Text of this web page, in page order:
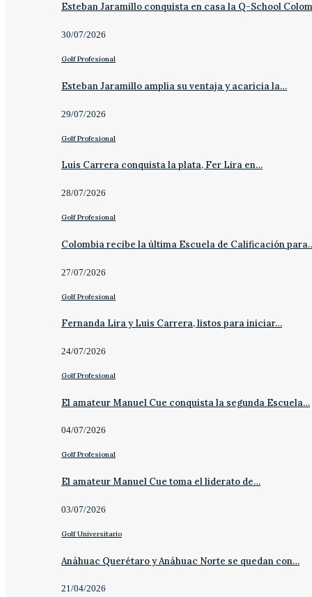
Esteban Jaramillo conquista en casa la Q-School
30/07/2026
Golf Profesional
Esteban Jaramillo amplía su ventaja y acaricia la…
29/07/2026
Golf Profesional
Luis Carrera conquista la plata, Fer Lira en…
28/07/2026
Golf Profesional
Colombia recibe la última Escuela de Calificación
27/07/2026
Golf Profesional
Fernanda Lira y Luis Carrera, listos para iniciar…
24/07/2026
Golf Profesional
El amateur Manuel Cue conquista la segunda Escuela…
04/07/2026
Golf Profesional
El amateur Manuel Cue toma el liderato de…
03/07/2026
Golf Universitario
Anáhuac Querétaro y Anáhuac Norte se quedan con…
21/04/2026